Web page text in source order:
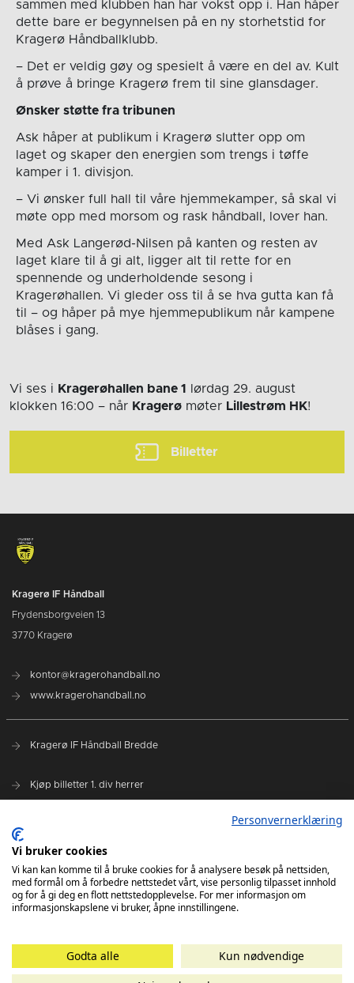
sammen med klubben han har vokst opp i. Han håper
dette bare er begynnelsen på en ny storhetstid for
Kragerø Håndballklubb.
– Det er veldig gøy og spesielt å være en del av. Kult
å prøve å bringe Kragerø frem til sine glansdager.
Ønsker støtte fra tribunen
Ask håper at publikum i Kragerø slutter opp om
laget og skaper den energien som trengs i tøffe
kamper i 1. divisjon.
– Vi ønsker full hall til våre hjemmekamper, så skal vi
møte opp med morsom og rask håndball, lover han.
Med Ask Langerød-Nilsen på kanten og resten av
laget klare til å gi alt, ligger alt til rette for en
spennende og underholdende sesong i
Kragerøhallen. Vi gleder oss til å se hva gutta kan få
til – og håper på mye hjemmepublikum når kampene
blåses i gang.
Vi ses i Kragerøhallen bane 1
lørdag 29. august
klokken 16:00 – når Kragerø møter Lillestrøm HK!
Billetter
Kragerø IF Håndball
Frydensborgveien 13
3770 Kragerø
kontor@kragerohandball.no
www.kragerohandball.no
Kragerø IF Håndball Bredde
Kjøp billetter 1. div herrer
Hovedsponsorer:
Sparebanken Norge
Select Sport
Personvernerklæring
Vi bruker cookies
Vi kan kan komme til å bruke cookies for å analysere besøk på nettsiden,
med formål om å forbedre nettstedet vårt, vise personlig tilpasset innhold
og for å gi deg en flott nettstedopplevelse. For mer informasjon om
informasjonskapslene vi bruker, åpne innstillingene.
Godta alle
Kun nødvendige